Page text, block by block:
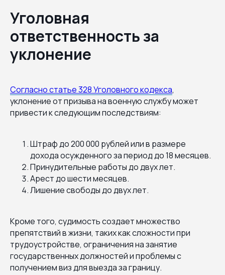
Уголовная
ответственность за
уклонение
Согласно статье 328 Уголовного кодекса,
уклонение от призыва на военную службу может
привести к следующим последствиям:
Штраф до 200 000 рублей или в размере
дохода осужденного за период до 18 месяцев.
Принудительные работы до двух лет.
Арест до шести месяцев.
Лишение свободы до двух лет.
Кроме того, судимость создает множество
препятствий в жизни, таких как сложности при
трудоустройстве, ограничения на занятие
государственных должностей и проблемы с
получением виз для выезда за границу.